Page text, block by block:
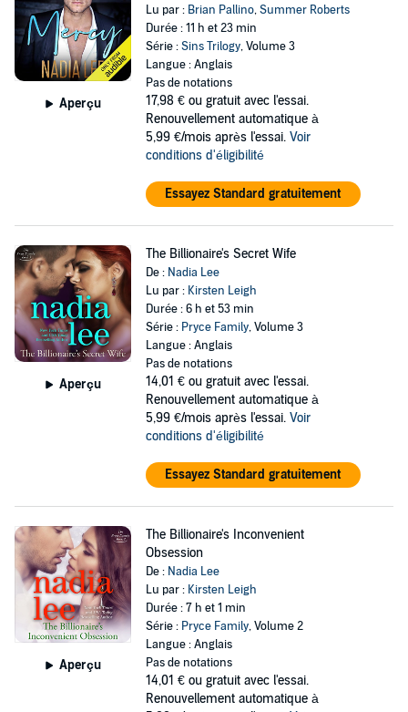
Aperçu
Lu par : Brian Pallino,Summer Roberts
Durée : 11 h et 23 min
Série :Sins Trilogy, Volume 3
Langue : Anglais
Pas de notations
17,98 € ou gratuit avec l'essai.
Renouvellement automatique à
5,99 €/mois après l'essai. Voir
conditions d'éligibilité
Essayez Standard gratuitement
Aperçu
The Billionaire's Secret Wife
De : Nadia Lee
Lu par : Kirsten Leigh
Durée : 6 h et 53 min
Série : Pryce Family, Volume 3
Langue : Anglais
Pas de notations
14,01 € ou gratuit avec l'essai.
Renouvellement automatique à
5,99 €/mois après l'essai. Voir
conditions d'éligibilité
Essayez Standard gratuitement
Aperçu
The Billionaire's Inconvenient
Obsession
De : Nadia Lee
Lu par : Kirsten Leigh
Durée : 7 h et 1 min
Série : Pryce Family, Volume 2
Langue : Anglais
Pas de notations
14,01 € ou gratuit avec l'essai.
Renouvellement automatique à